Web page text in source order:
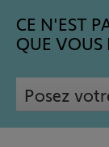
CE N'EST
QUE VOUS
Posez